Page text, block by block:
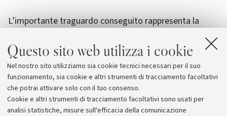
Questo sito web utilizza i cookie
Nel nostro sito utilizziamo sia cookie tecnici necessari per il suo
funzionamento, sia cookie e altri strumenti di tracciamento facoltativi
che potrai attivare solo con il tuo consenso.
Cookie e altri strumenti di tracciamento facoltativi sono usati per
analisi statistiche, misure sull'efficacia della comunicazione
L’importante traguardo conseguito rappresenta la
complesso che vedrà impegnati i soggetti coinvolti per
almeno untriennioe che porterà al restauro, allo
studio e alla musealizzazione di uno straordinario
patrimonio archeologico finora del tutto ignoto.